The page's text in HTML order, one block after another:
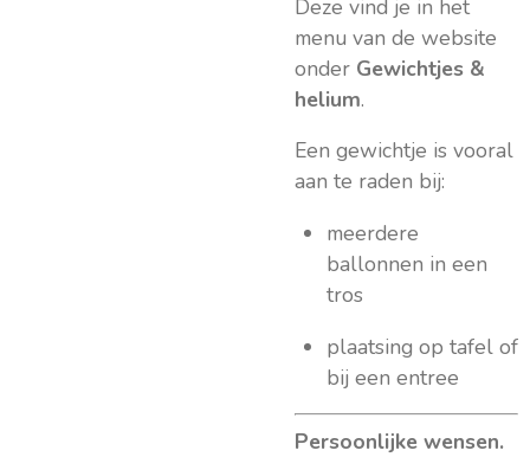
Deze vind je in het
menu van de website
onder Gewichtjes &
helium.
Een gewichtje is vooral
aan te raden bij:
meerdere
ballonnen in een
tros
plaatsing op tafel of
bij een entree
Persoonlijke wensen.